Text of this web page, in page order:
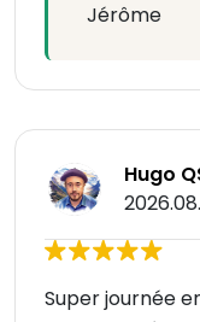
Jérôme
Hugo
Super journée